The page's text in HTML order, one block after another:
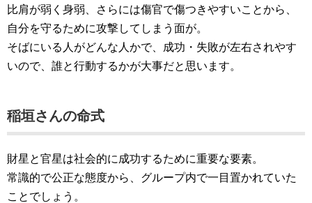
比肩が弱く身弱、さらには傷官で傷つきやすいことから、
自分を守るために攻撃してしまう面が。
そばにいる人がどんな人かで、成功・失敗が左右されやす
いので、誰と行動するかが大事だと思います。
稲垣さんの命式
財星と官星は社会的に成功するために重要な要素。
常識的で公正な態度から、グループ内で一目置かれていた
ことでしょう。